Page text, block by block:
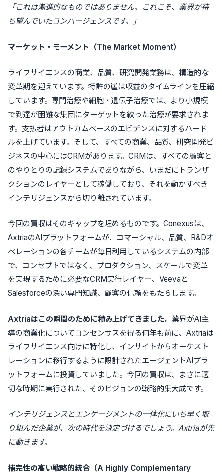
「これは漸進的なものではありません。これこそ、業界が待
ち望んでいたコンバージェンスです。」
マーケット・モーメント（The Market Moment）
ライフサイエンスの商業、品質、研究開発業務は、構造的な
変革期を迎えています。特許の崖は収益のタイムラインを圧縮
しています。専門治療や細胞・遺伝子治療では、より小規模
で到達が困難な集団にターゲットを絞った治療が要求されま
す。支払者はアウトカムベースのエビデンスに対するハード
ルを上げています。そして、すべての商業、品質、研究開発ビ
ジネスの中心にはCRMがあります。CRMは、すべての顧客と
のやりとりの記録システムでありながら、いまだにトランザ
クションのレイヤーとして稼働しており、それを動かすべき
インテリジェンスから切り離されています。
今回の買収はそのギャップを埋めるものです。Conexusは、
AxtriaのAIプラットフォームが、コマーシャル、品質、R&Dオ
ペレーションの各チームが毎日利用しているシステムの内部
で、コンセプトではなく、プロダクション、スケールで変革
を実現するために必要なCRM実行レイヤー、Veevaと
Salesforceの深い専門知識、顧客の信頼をもたらします。
Axtriaはこの瞬間のために積み上げてきました。 業界がAI主
導の商業化についてコンセンサスを得る何年も前に、Axtriaは
ライフサイエンス向けに特化し、インサイトからオーケスト
レーションに移行するように設計されたエージェントAIプラ
ットフォームに投資していました。今回の買収は、まさに適
切な時期に実行された、そのビジョンの戦略的集大成です。
インテリジェンスとエンゲージメントの一体化にいち早く取
り組んだ企業が、次の時代を決定づけるでしょう。Axtriaが先
に動きます。
補完性の高い戦略的統合（A Highly Complementary